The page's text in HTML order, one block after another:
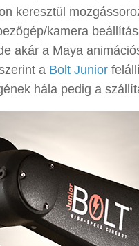
keresztül
kamera
akár a Maya
a Bolt Junior
hála pedig a